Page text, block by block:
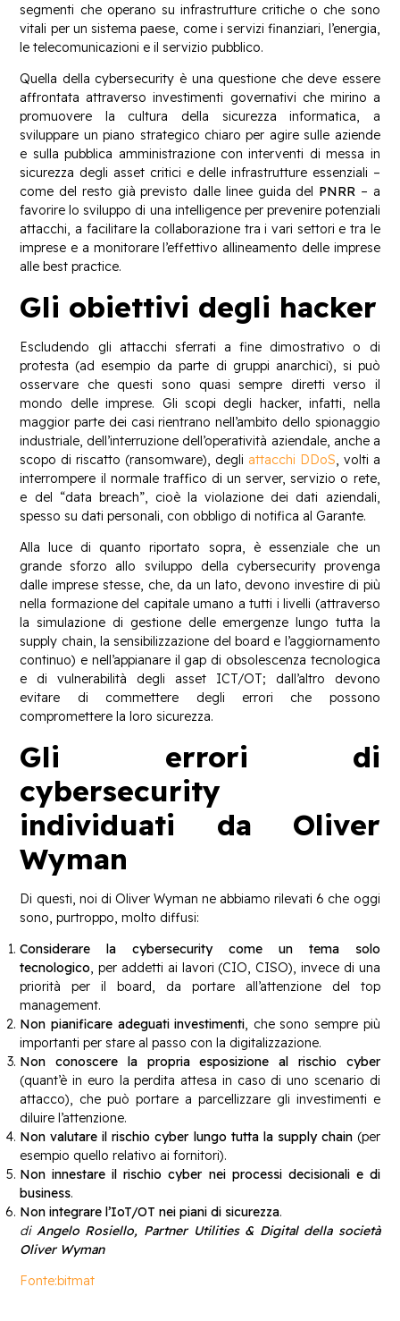
segmenti che operano su infrastrutture critiche o che sono
vitali per un sistema paese, come i servizi finanziari, l’energia,
le telecomunicazioni e il servizio pubblico.
Quella della cybersecurity è una questione che deve essere
affrontata attraverso investimenti governativi che mirino a
promuovere la cultura della sicurezza informatica, a
sviluppare un piano strategico chiaro per agire sulle aziende
e sulla pubblica amministrazione con interventi di messa in
sicurezza degli asset critici e delle infrastrutture essenziali –
come del resto già previsto dalle linee guida del PNRR – a
favorire lo sviluppo di una intelligence per prevenire potenziali
attacchi, a facilitare la collaborazione tra i vari settori e tra le
imprese e a monitorare l’effettivo allineamento delle imprese
alle best practice.
Gli obiettivi degli hacker
Escludendo gli attacchi sferrati a fine dimostrativo o di
protesta (ad esempio da parte di gruppi anarchici), si può
osservare che questi sono quasi sempre diretti verso il
mondo delle imprese. Gli scopi degli hacker, infatti, nella
maggior parte dei casi rientrano nell’ambito dello spionaggio
industriale, dell’interruzione dell’operatività aziendale, anche a
scopo di riscatto (ransomware), degli attacchi DDoS, volti a
interrompere il normale traffico di un server, servizio o rete,
e del “data breach”, cioè la violazione dei dati aziendali,
spesso su dati personali, con obbligo di notifica al Garante.
Alla luce di quanto riportato sopra, è essenziale che un
grande sforzo allo sviluppo della cybersecurity provenga
dalle imprese stesse, che, da un lato, devono investire di più
nella formazione del capitale umano a tutti i livelli (attraverso
la simulazione di gestione delle emergenze lungo tutta la
supply chain, la sensibilizzazione del board e l’aggiornamento
continuo) e nell’appianare il gap di obsolescenza tecnologica
e di vulnerabilità degli asset ICT/OT; dall’altro devono
evitare di commettere degli errori che possono
compromettere la loro sicurezza.
Gli errori di
cybersecurity
individuati da Oliver
Wyman
Di questi, noi di Oliver Wyman ne abbiamo rilevati 6 che oggi
sono, purtroppo, molto diffusi:
Considerare la cybersecurity come un tema solo
tecnologico, per addetti ai lavori (CIO, CISO), invece di una
priorità per il board, da portare all’attenzione del top
management.
Non pianificare adeguati investimenti, che sono sempre più
importanti per stare al passo con la digitalizzazione.
Non conoscere la propria esposizione al rischio cyber
(quant’è in euro la perdita attesa in caso di uno scenario di
attacco), che può portare a parcellizzare gli investimenti e
diluire l’attenzione.
Non valutare il rischio cyber lungo tutta la supply chain(per
esempio quello relativo ai fornitori).
Non innestare il rischio cyber nei processi decisionali e di
business.
Non integrare l’IoT/OT nei piani di sicurezza.
di Angelo Rosiello, Partner Utilities & Digital della società
Oliver Wyman
Fonte:bitmat